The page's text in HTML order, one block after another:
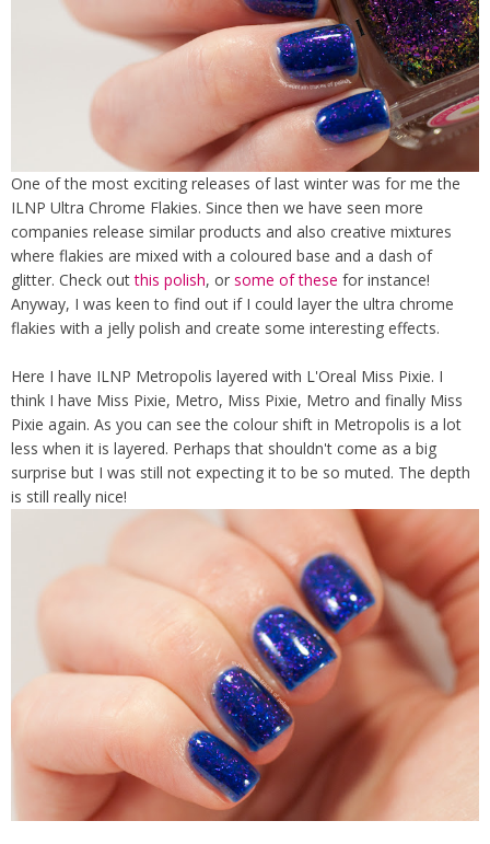
One of the most exciting releases of last winter was for me the
ILNP Ultra Chrome Flakies. Since then we have seen more
companies release similar products and also creative mixtures
where flakies are mixed with a coloured base and a dash of
glitter. Check outthis polish, or some of these for instance!
Anyway, I was keen to find out if I could layer the ultra chrome
flakies with a jelly polish and create some interesting effects.
Here I have ILNP Metropolis layered with L'Oreal Miss Pixie. I
think I have Miss Pixie, Metro, Miss Pixie, Metro and finally Miss
Pixie again. As you can see the colour shift in Metropolis is a lot
less when it is layered. Perhaps that shouldn't come as a big
surprise but I was still not expecting it to be so muted. The depth
is still really nice!